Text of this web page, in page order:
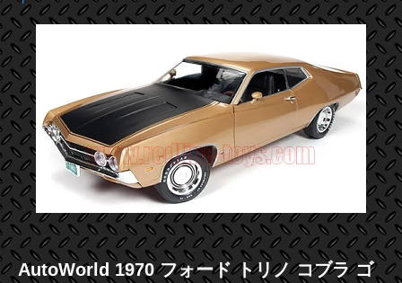
AutoWorld 1970 フォード トリノ コブラ ゴ